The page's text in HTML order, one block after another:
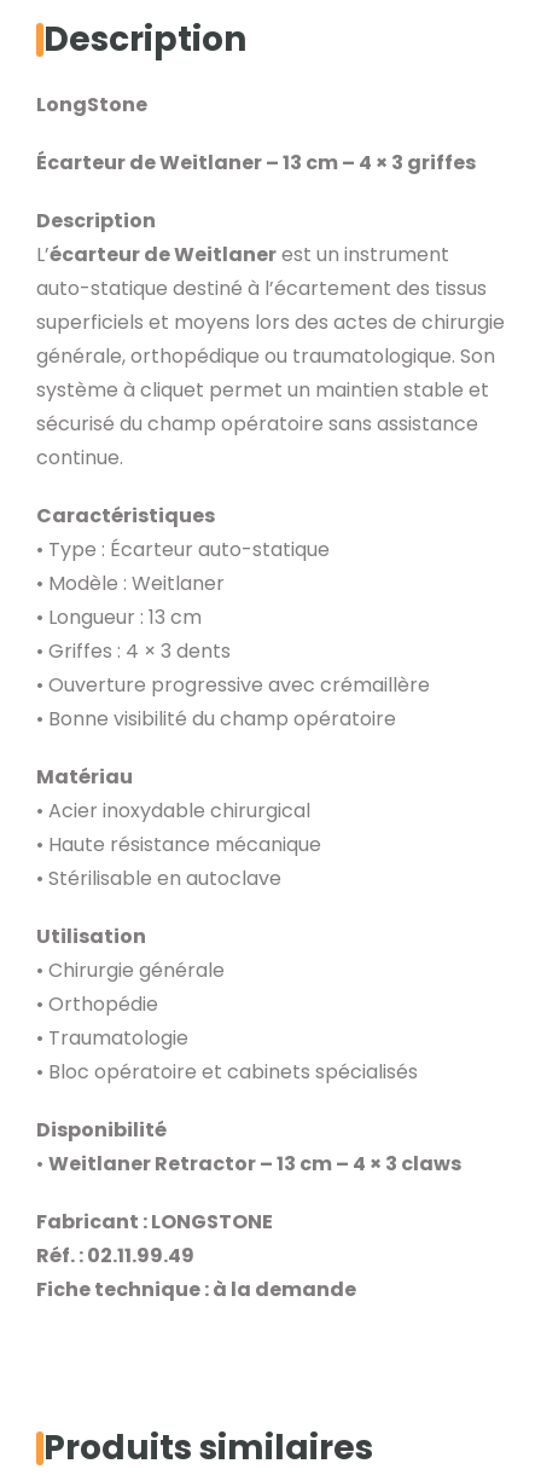
cm
4
griffes
Description
LongStone
Écarteur de Weitlaner – 13 cm – 4 × 3 griffes
Description
L’écarteur de Weitlanerest un instrument
auto-statique destiné à l’écartement des tissus
superficiels et moyens lors des actes de chirurgie
générale, orthopédique ou traumatologique. Son
système à cliquet permet un maintien stable et
sécurisé du champ opératoire sans assistance
continue.
Caractéristiques
• Type : Écarteur auto-statique
• Modèle : Weitlaner
• Longueur : 13 cm
• Griffes : 4 × 3 dents
• Ouverture progressive avec crémaillère
• Bonne visibilité du champ opératoire
Matériau
• Acier inoxydable chirurgical
• Haute résistance mécanique
• Stérilisable en autoclave
Utilisation
• Chirurgie générale
• Orthopédie
• Traumatologie
• Bloc opératoire et cabinets spécialisés
Disponibilité
• Weitlaner Retractor – 13 cm – 4 × 3 claws
Fabricant : LONGSTONE
Réf. : 02.11.99.49
Fiche technique : à la demande
Produits similaires